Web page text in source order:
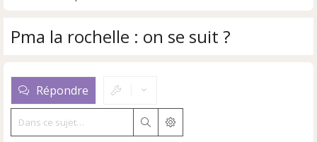
Pma la rochelle : on se suit ?
Répondre
RechercherRecherche avancée